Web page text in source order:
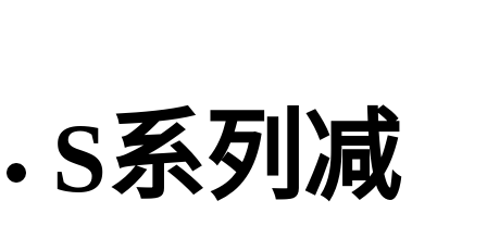
S系列减